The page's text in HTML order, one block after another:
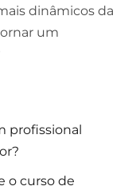
dinâmicos da
um
profissional
o curso de